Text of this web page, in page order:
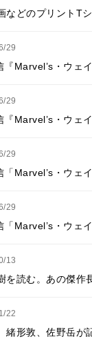
などのプリントT
29
Marvel’s・ウ
29
Marvel’s・ウ
29
Marvel’s・ウ
29
Marvel’s・ウ
13
を読む。あの傑
22
緒形敦、佐野岳